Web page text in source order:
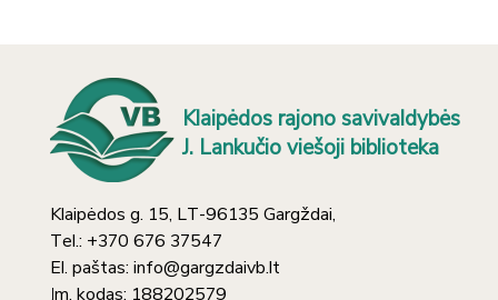
Klaipėdos rajono savivaldybės
J. Lankučio viešoji biblioteka
Klaipėdos g. 15, LT-96135 Gargždai,
Tel.: +370 676 37547
El. paštas: info@gargzdaivb.lt
Įm. kodas: 188202579